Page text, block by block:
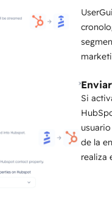
Si
de la
realiza